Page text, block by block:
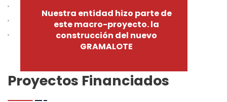
Nuestra entidad hizo parte de
este macro-proyecto. la
construcción del nuevo
GRAMALOTE
Proyectos Financiados